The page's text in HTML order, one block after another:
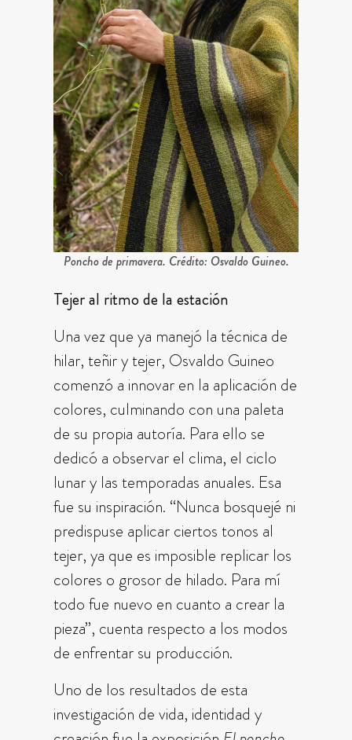
Poncho de primavera. Crédito: Osvaldo Guineo.
Tejer al ritmo de la estación
Una vez que ya manejó la técnica de
hilar, teñir y tejer, Osvaldo Guineo
comenzó a innovar en la aplicación de
colores, culminando con una paleta
de su propia autoría. Para ello se
dedicó a observar el clima, el ciclo
lunar y las temporadas anuales. Esa
fue su inspiración. “Nunca bosquejé ni
predispuse aplicar ciertos tonos al
tejer, ya que es imposible replicar los
colores o grosor de hilado. Para mí
todo fue nuevo en cuanto a crear la
pieza”, cuenta respecto a los modos
de enfrentar su producción.
Uno de los resultados de esta
investigación de vida, identidad y